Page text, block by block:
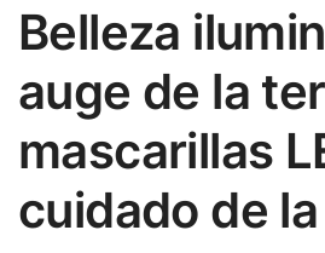
Belleza
auge de la
mascarillas
cuidado de